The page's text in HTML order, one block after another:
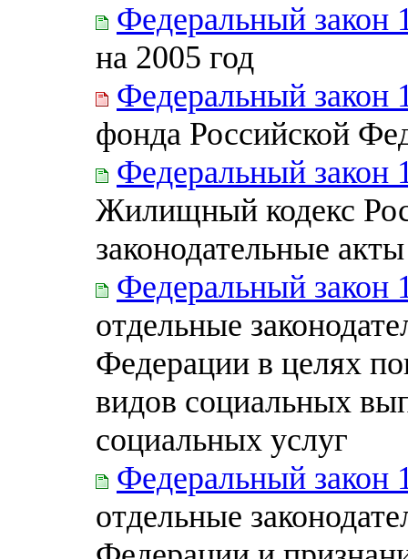
Федеральный закон
на 2005 год
Федеральный закон
фонда Российской
Федеральный закон
Жилищный кодекс
законодательные
Федеральный закон
отдельные
Федерации в целях
видов социальных
социальных услуг
Федеральный закон
отдельные